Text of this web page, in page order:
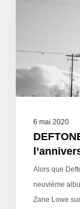
6 mai 2020
Alors que
neuvième
Zane Lowe